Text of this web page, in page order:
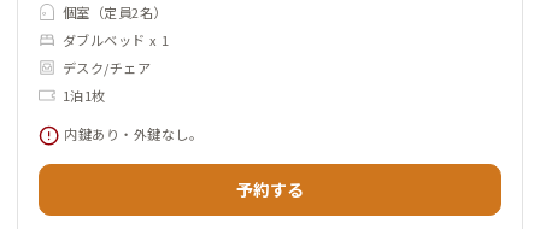
個室（定員2名）
ダブルベッド x 1
デスク/チェア
1泊1枚
内鍵あり・外鍵なし。
予約する